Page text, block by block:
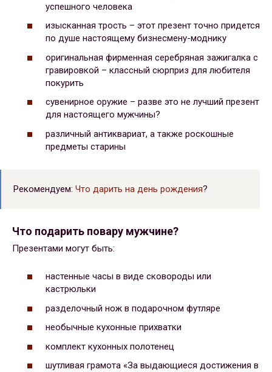
успешного человека
изысканная трость – этот презент точно придется
по душе настоящему бизнесмену-моднику
оригинальная фирменная серебряная зажигалка с
гравировкой – классный сюрприз для любителя
покурить
сувенирное оружие – разве это не лучший презент
для настоящего мужчины?
различный антиквариат, а также роскошные
предметы старины
Рекомендуем: Что дарить на день рождения?
Что подарить повару мужчине?
Презентами могут быть:
настенные часы в виде сковороды или
кастрюльки
разделочный нож в подарочном футляре
необычные кухонные прихватки
комплект кухонных полотенец
шутливая грамота «За выдающиеся достижения в